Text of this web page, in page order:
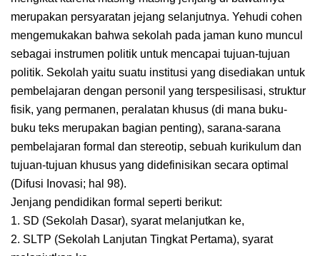
merupakan persyaratan jejang selanjutnya. Yehudi cohen
mengemukakan bahwa sekolah pada jaman kuno muncul
sebagai instrumen politik untuk mencapai tujuan-tujuan
politik. Sekolah yaitu suatu institusi yang disediakan untuk
pembelajaran dengan personil yang terspesilisasi, struktur
fisik, yang permanen, peralatan khusus (di mana buku-
buku teks merupakan bagian penting), sarana-sarana
pembelajaran formal dan stereotip, sebuah kurikulum dan
tujuan-tujuan khusus yang didefinisikan secara optimal
(Difusi Inovasi; hal 98).
Jenjang pendidikan formal seperti berikut:
1. SD (Sekolah Dasar), syarat melanjutkan ke,
2. SLTP (Sekolah Lanjutan Tingkat Pertama), syarat